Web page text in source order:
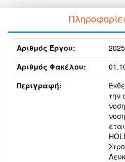
Αριθμός Έργου:
Αριθμός Φακέλου:
Περιγραφή:
την